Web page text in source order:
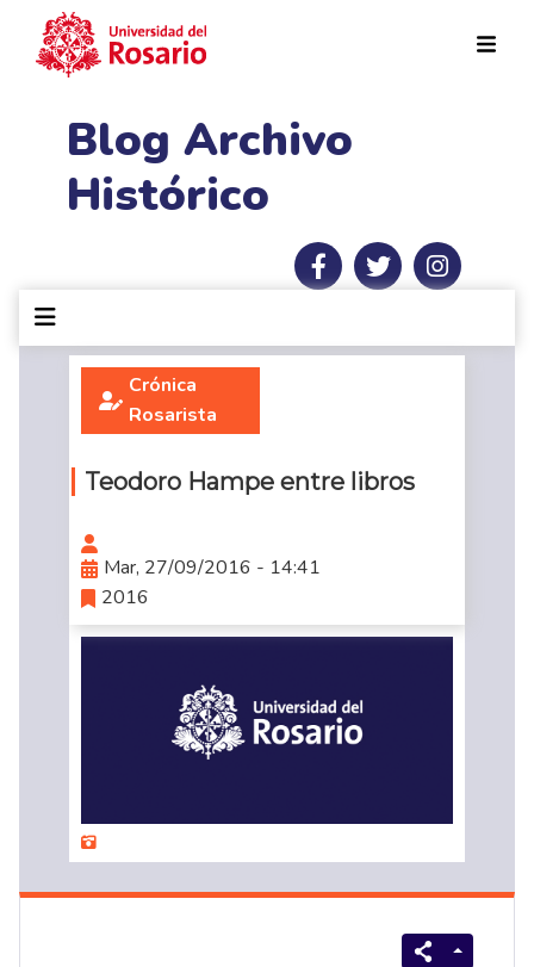
Blog Archivo
Histórico
Crónica
Rosarista
Teodoro Hampe entre libros
Mar, 27/09/2016 - 14:41
2016